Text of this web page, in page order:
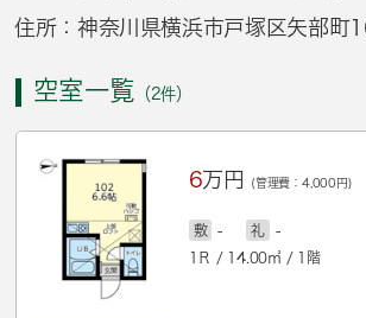
住所：神奈川県横浜市戸塚区矢部町
空室一覧 （2件）
6万円 (管理費：4,000円)
敷 - 礼
-
1Ｒ / 14.00㎡ / 1階